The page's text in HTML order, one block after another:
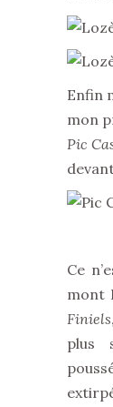
Enfin
mon
Pic
Ce
mont
Finiels
plus